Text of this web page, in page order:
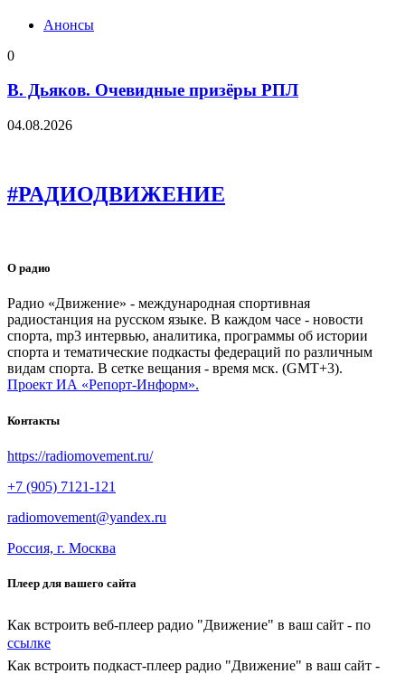
Анонсы
0
В. Дьяков. Очевидные призёры РПЛ
04.08.2026
#РАДИОДВИЖЕНИЕ
О радио
Радио «Движение» - международная спортивная
радиостанция на русском языке. В каждом часе - новости
спорта, mp3 интервью, аналитика, программы об истории
спорта и тематические подкасты федераций по различным
видам спорта. В сетке вещания - время мск. (GMT+3).
Проект ИА «Репорт-Информ».
Контакты
https://radiomovement.ru/
+7 (905) 7121-121
radiomovement@yandex.ru
Россия, г. Москва
Плеер для вашего сайта
Как встроить веб-плеер радио "Движение" в ваш сайт - по
ссылке
Как встроить подкаст-плеер радио "Движение" в ваш сайт -